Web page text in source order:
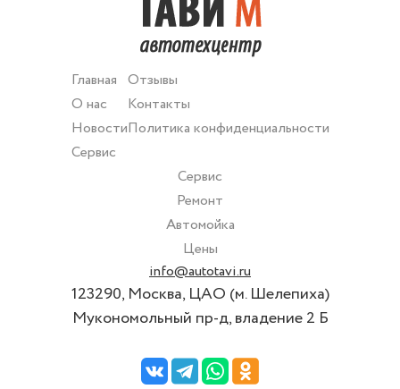
Главная
О нас
Новости
Сервис
Отзывы
Контакты
Политика конфиденциальности
Сервис
Ремонт
Автомойка
Цены
info@autotavi.ru
123290, Москва, ЦАО (м. Шелепиха)
Мукономольный пр-д, владение 2 Б